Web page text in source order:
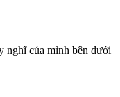
nghĩ của mình bên dưới